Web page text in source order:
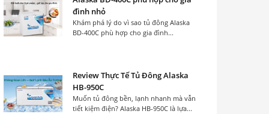
đình nhỏ
Khám phá lý do vì sao tủ đông Alaska
BD-400C phù hợp cho gia đình...
Review Thực Tế Tủ Đông Alaska
HB-950C
Muốn tủ đông bền, lạnh nhanh mà vẫn
tiết kiệm điện? Alaska HB-950C là lựa...